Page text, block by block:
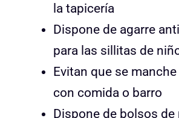
la tapicería
Dispone de agarre
para las sillitas de
Evitan que se
con comida o barro
Dispone de bolsos de